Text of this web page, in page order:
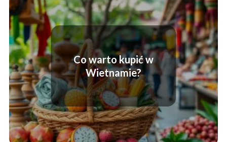
Co warto kupić w
Wietnamie?